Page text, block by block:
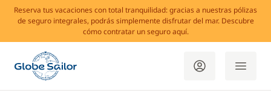
Reserva tus vacaciones con total tranquilidad: gracias a nuestras pólizas
de seguro integrales, podrás simplemente disfrutar del mar. Descubre
cómo contratar un seguro aquí.